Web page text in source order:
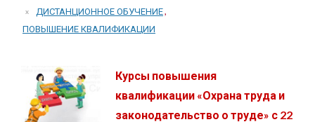
ДИСТАНЦИОННОЕ ОБУЧЕНИЕ,
ПОВЫШЕНИЕ КВАЛИФИКАЦИИ
Курсы повышения
квалификации «Охрана труда и
законодательство о труде» с 22